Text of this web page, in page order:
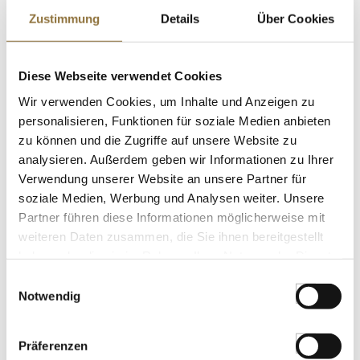
Zustimmung Details Über Cookies
Diese Webseite verwendet Cookies
Wir verwenden Cookies, um Inhalte und Anzeigen zu
personalisieren, Funktionen für soziale Medien anbieten
zu können und die Zugriffe auf unsere Website zu
analysieren. Außerdem geben wir Informationen zu Ihrer
Verwendung unserer Website an unsere Partner für
soziale Medien, Werbung und Analysen weiter. Unsere
Partner führen diese Informationen möglicherweise mit
weiteren Daten zusammen, die Sie ihnen bereitgestellt
Notwendig
Präferenzen
KENNZEICHNUNGEN U. SPEZIFIKATIONEN
"Sparkling" Kapseln, mit Kohlensäure
Art.Nr.:65609
€ 62,50*
St.
Coravin Wine Access System - Kapseln,